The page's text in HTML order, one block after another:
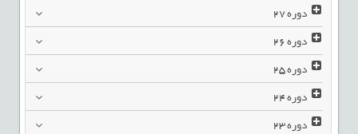
دوره27
دوره26
دوره25
دوره24
دوره23